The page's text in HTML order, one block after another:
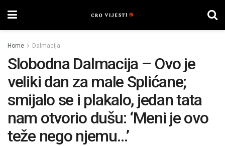
Home Dalmacija
Slobodna Dalmacija – Ovo je
veliki dan za male Splićane;
smijalo se i plakalo, jedan tata
nam otvorio dušu: ‘Meni je ovo
teže nego njemu…’